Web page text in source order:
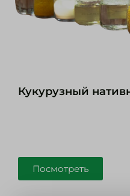
Кукурузный
Посмотреть